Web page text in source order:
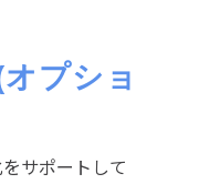
プショ
サポートして